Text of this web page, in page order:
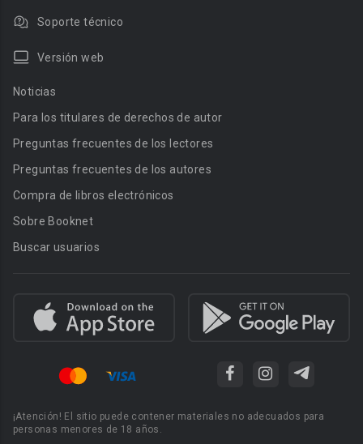
Soporte técnico
Versión web
Noticias
Para los titulares de derechos de autor
Preguntas frecuentes de los lectores
Preguntas frecuentes de los autores
Compra de libros electrónicos
Sobre Booknet
Buscar usuarios
¡Atención! El sitio puede contener materiales no adecuados para
personas menores de 18 años.